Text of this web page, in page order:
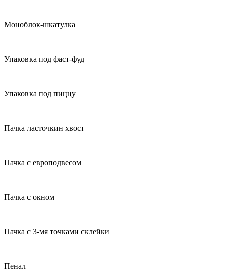
Моноблок-шкатулка
Упаковка под фаст-фуд
Упаковка под пиццу
Пачка ласточкин хвост
Пачка с европодвесом
Пачка с окном
Пачка с 3-мя точками склейки
Пенал